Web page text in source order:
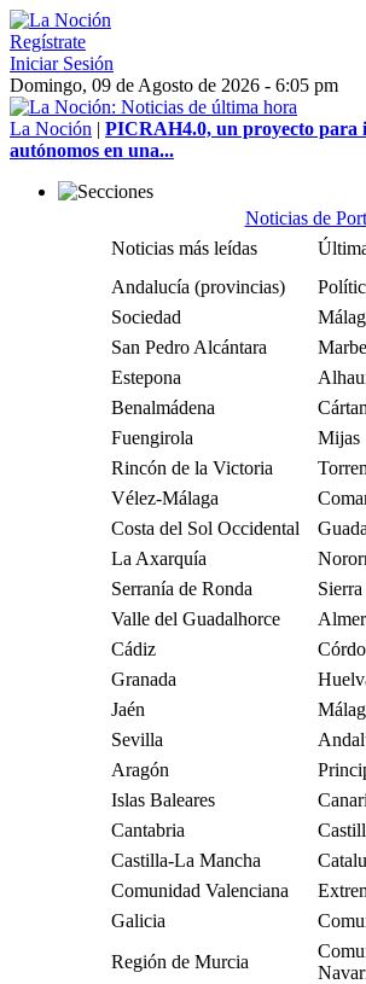
Regístrate
Iniciar Sesión
Domingo, 09 de Agosto de 2026 - 6:05 pm
La Noción | PICRAH4.0, un proyecto para
autónomos en una...
Noticias de
Noticias más leídas
Andalucía (provincias)
Sociedad
San Pedro Alcántara
Estepona
Benalmádena
Fuengirola
Mijas
Rincón de la Victoria
Vélez-Málaga
Costa del Sol Occidental
La Axarquía
Serranía de Ronda
Valle del Guadalhorce
Cádiz
Granada
Jaén
Sevilla
Aragón
Islas Baleares
Cantabria
Castilla-La Mancha
Comunidad Valenciana
Galicia
Región de Murcia